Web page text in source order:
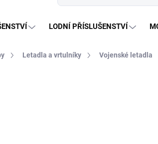
LODNÍ PŘÍSLUŠENSTVÍ
Letadla a vrtulníky Vojenské letadla